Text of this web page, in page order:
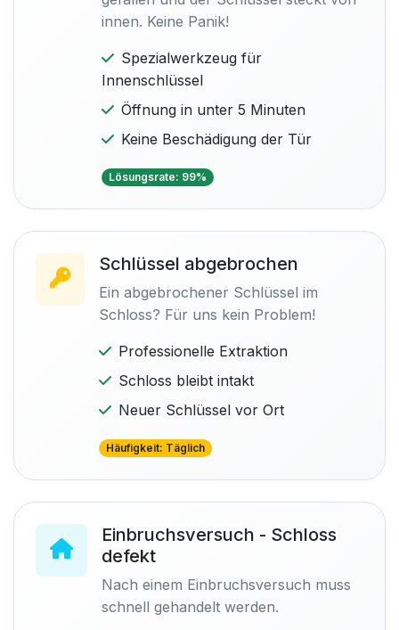
innen. Keine Panik!
Spezialwerkzeug für
Innenschlüssel
Öffnung in unter 5 Minuten
Keine Beschädigung der Tür
Lösungsrate: 99%
Schlüssel abgebrochen
Ein abgebrochener Schlüssel im
Schloss? Für uns kein Problem!
Professionelle Extraktion
Schloss bleibt intakt
Neuer Schlüssel vor Ort
Häufigkeit: Täglich
Einbruchsversuch - Schloss
defekt
Nach einem Einbruchsversuch muss
schnell gehandelt werden.